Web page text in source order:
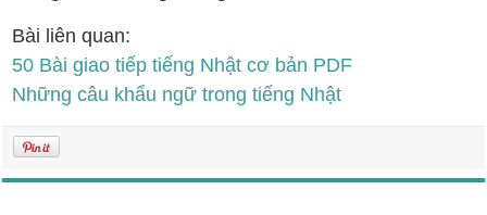
Bài liên quan:
50 Bài giao tiếp tiếng Nhật cơ bản PDF
Những câu khẩu ngữ trong tiếng Nhật